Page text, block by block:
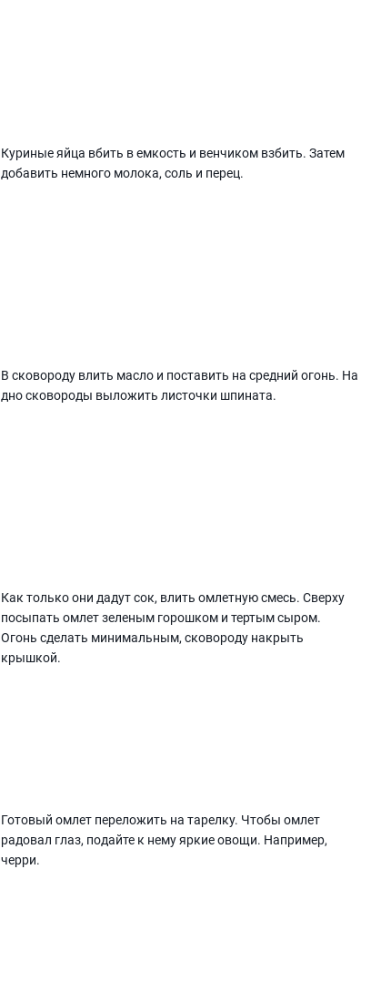
Куриные яйца вбить в емкость и венчиком взбить. Затем
добавить немного молока, соль и перец.
В сковороду влить масло и поставить на средний огонь. На
дно сковороды выложить листочки шпината.
Как только они дадут сок, влить омлетную смесь. Сверху
посыпать омлет зеленым горошком и тертым сыром.
Огонь сделать минимальным, сковороду накрыть
крышкой.
Готовый омлет переложить на тарелку. Чтобы омлет
радовал глаз, подайте к нему яркие овощи. Например,
черри.